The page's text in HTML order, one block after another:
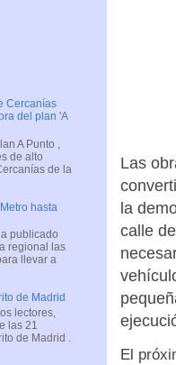
Las
la
calle
El
Cercanías
del plan 'A
A Punto ,
de alto
de la
hasta
publicado
regional las
llevar a
de Madrid
lectores,
las 21
de Madrid .